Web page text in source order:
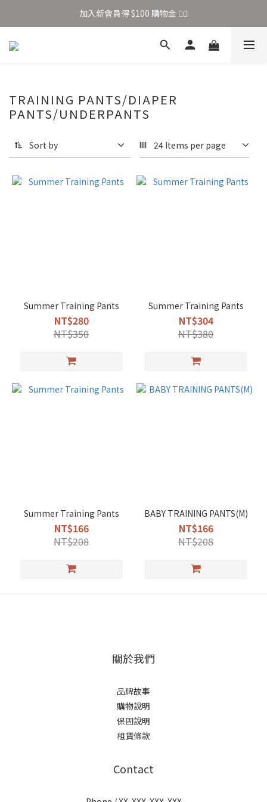
加入新會員得 $100 購物金 👉🏻
加入新會員得 $100 購物金 👉🏻
全站滿 $699 享免運
TRAINING PANTS/DIAPER
PANTS/UNDERPANTS
Sort by 24 Items per page
Summer Training Pants
NT$280
NT$350
Summer Training Pants
NT$304
NT$380
Summer Training Pants
NT$166
NT$208
BABY TRAINING PANTS(M)
NT$166
NT$208
關於我們
品牌故事
購物說明
保固說明
租賃條款
Contact